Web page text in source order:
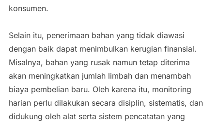
konsumen.
Selain itu, penerimaan bahan yang tidak diawasi
dengan baik dapat menimbulkan kerugian finansial.
Misalnya, bahan yang rusak namun tetap diterima
akan meningkatkan jumlah limbah dan menambah
biaya pembelian baru. Oleh karena itu, monitoring
harian perlu dilakukan secara disiplin, sistematis, dan
didukung oleh alat serta sistem pencatatan yang